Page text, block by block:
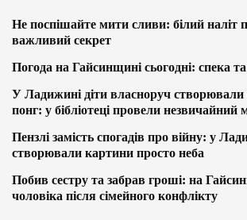
Не поспішайте мити сливи: білий наліт
важливий секрет
Погода на Гайсинщині сьогодні: спека
У Ладижині діти власноруч створювали
понг: у бібліотеці провели незвичайний
Пензлі замість спогадів про війну: у
створювали картини просто неба
Побив сестру та забрав гроші: на
чоловіка після сімейного конфлікту